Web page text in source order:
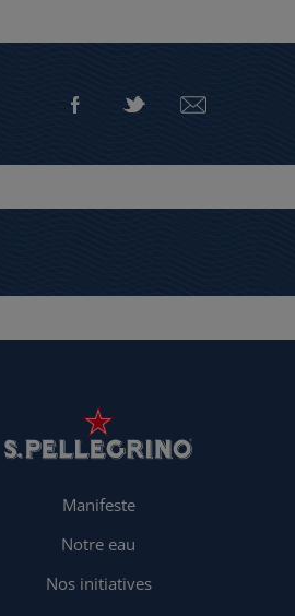
Manifeste
Notre eau
Nos initiatives